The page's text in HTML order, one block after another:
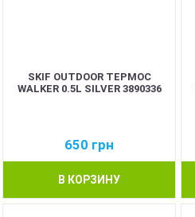
SKIF OUTDOOR ТЕРМОС
WALKER 0.5L SILVER 3890336
650 грн
В КОРЗИНУ